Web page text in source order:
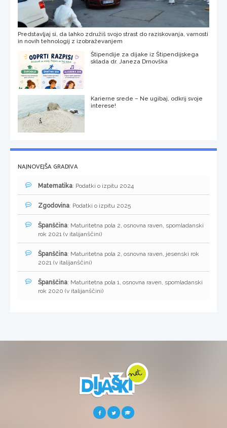
Predstavljaj si, da lahko združiš svojo strast do raziskovanja, varnosti
in novih tehnologij z izobraževanjem
Štipendije za dijake iz Štipendijskega
sklada dr. Janeza Drnovška
Karierne srede – Ne ugibaj, odkrij svoje
interese!
NAJNOVEJŠA GRADIVA
Matematika: Podatki o izpitu 2024
Zgodovina: Podatki o izpitu 2025
Španščina: Maturitetna pola 2, osnovna raven, spomladanski
rok 2021 (v italijanščini)
Španščina: Maturitetna pola 2, osnovna raven, jesenski rok
2021 (v italijanščini)
Španščina: Maturitetna pola 1, osnovna raven, spomladanski
rok 2020 (v italijanščini)